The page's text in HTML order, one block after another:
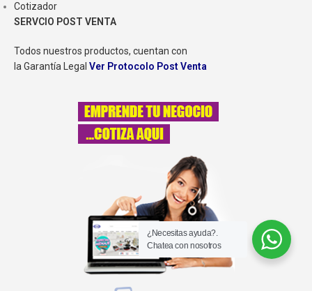
Cotizador
SERVCIO POST VENTA
Todos nuestros productos, cuentan con
la Garantía Legal Ver Protocolo Post Venta
¿Necesitas ayuda?.
Chatea con nosotros